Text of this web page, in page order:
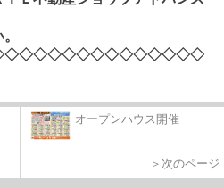
オープンハウス開催
＞次のページ